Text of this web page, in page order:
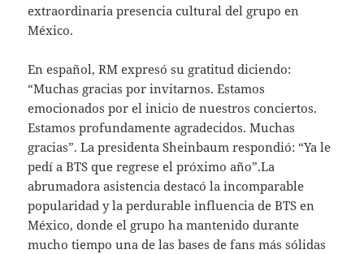
extraordinaria presencia cultural del grupo en
México.
En español, RM expresó su gratitud diciendo:
“Muchas gracias por invitarnos. Estamos
emocionados por el inicio de nuestros conciertos.
Estamos profundamente agradecidos. Muchas
gracias”. La presidenta Sheinbaum respondió: “Ya le
pedí a BTS que regrese el próximo año”.La
abrumadora asistencia destacó la incomparable
popularidad y la perdurable influencia de BTS en
México, donde el grupo ha mantenido durante
mucho tiempo una de las bases de fans más sólidas